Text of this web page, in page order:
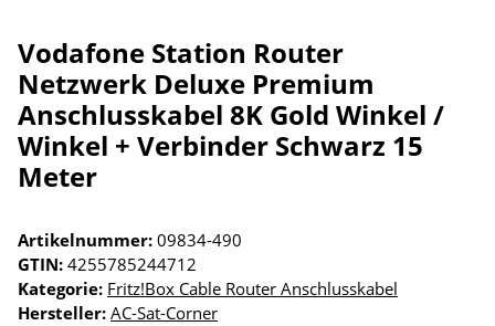
Vodafone Station Router
Netzwerk Deluxe Premium
Anschlusskabel 8K Gold Winkel /
Winkel + Verbinder Schwarz 15
Meter
Artikelnummer: 09834-490
GTIN: 4255785244712
Kategorie: Fritz!Box Cable Router Anschlusskabel
Hersteller: AC-Sat-Corner